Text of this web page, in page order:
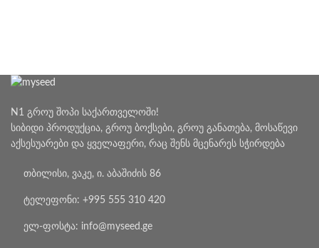
N1 გროუ შოპი საქართველოში!
სიბიდი პროდუქცია, გროუ ბოქსები, გროუ განათება, მოსაწევი
აქსესუარები და ყველაფერი, რაც შენს მცენარეს სჭირდება
თბილისი, ვაკე, ი. აბაშიძის 86
ტელეფონი: +995 555 310 420
ელ-ფოსტა: info@myseed.ge